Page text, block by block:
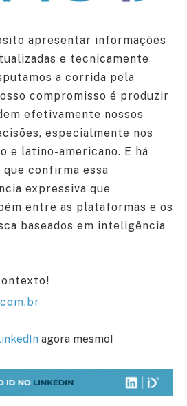
apresentar informações
e tecnicamente
a corrida pela
compromisso é produzir
efetivamente nossos
especialmente nos
e latino-americano. E há
confirma essa
expressiva que
entre as plataformas e os
baseados em inteligência
agora mesmo!